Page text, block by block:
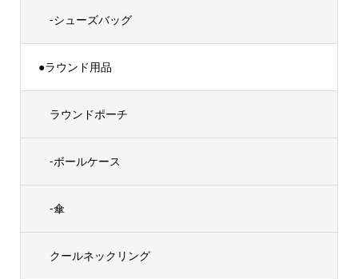
-シューズバッグ
●ラウンド用品
ラウンドポーチ
-ボールケース
-傘
クールネックリング